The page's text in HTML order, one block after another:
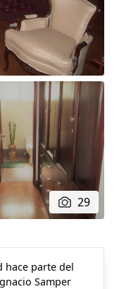
29
hace parte del
Samper